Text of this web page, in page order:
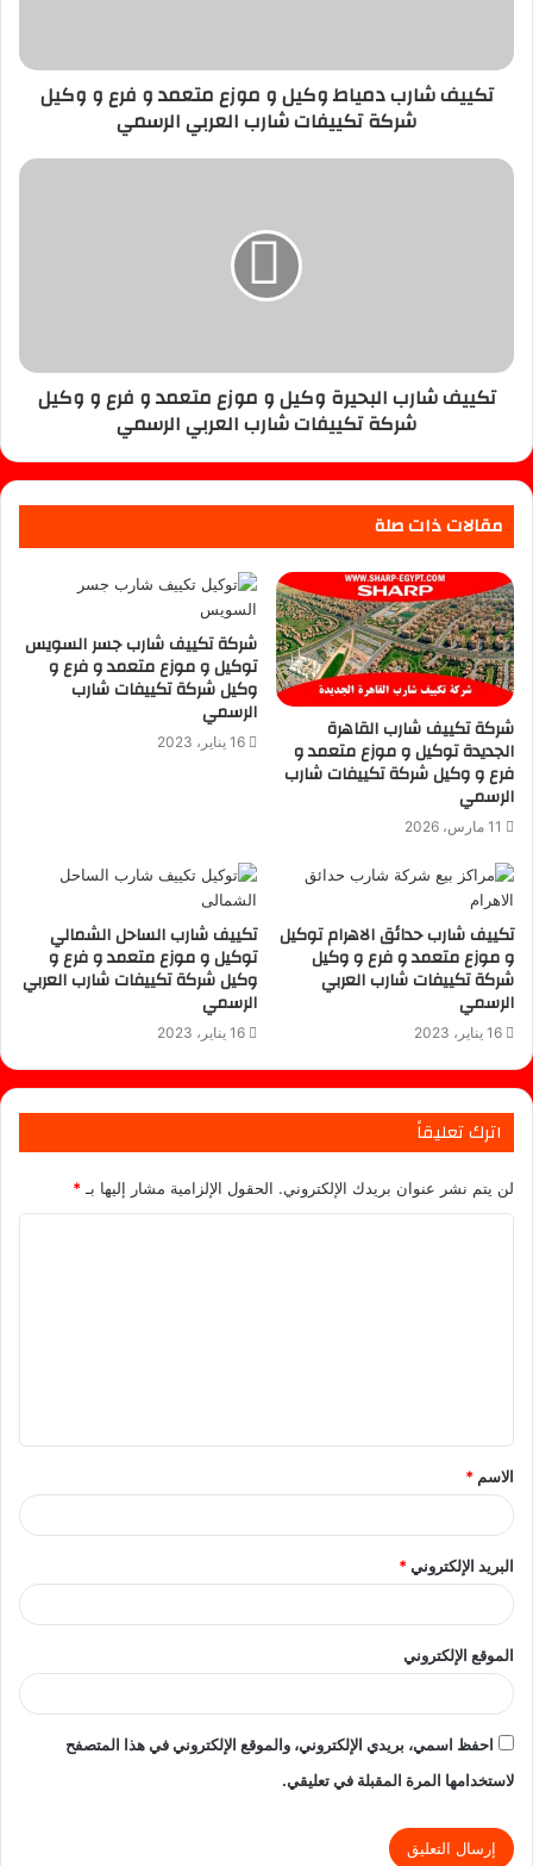
تكييف شارب دمياط وكيل و موزع متعمد و فرع و وكيل
شركة تكييفات شارب العربي الرسمي
تكييف شارب البحيرة وكيل و موزع متعمد و فرع و وكيل
شركة تكييفات شارب العربي الرسمي
مقالات ذات صلة
شركة تكييف شارب القاهرة
الجديدة توكيل و موزع متعمد و
فرع و وكيل شركة تكييفات شارب
الرسمي
11 مارس، 2026
شركة تكييف شارب جسر السويس
توكيل و موزع متعمد و فرع و
وكيل شركة تكييفات شارب
الرسمي
16 يناير، 2023
تكييف شارب حدائق الاهرام توكيل
و موزع متعمد و فرع و وكيل
شركة تكييفات شارب العربي
الرسمي
16 يناير، 2023
تكييف شارب الساحل الشمالي
توكيل و موزع متعمد و فرع و
وكيل شركة تكييفات شارب العربي
الرسمي
16 يناير، 2023
اترك تعليقاً
لن يتم نشر عنوان بريدك الإلكتروني. الحقول الإلزامية مشار إليها بـ *
ق
*
الاسم *
البريد الإلكتروني*
الموقع الإلكتروني
احفظ اسمي، بريدي الإلكتروني، والموقع الإلكتروني في هذا المتصفح
لاستخدامها المرة المقبلة في تعليقي.